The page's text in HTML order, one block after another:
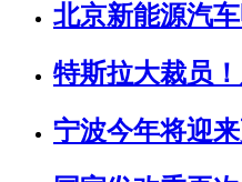
北京新能源汽
特斯拉大裁员
宁波今年将迎